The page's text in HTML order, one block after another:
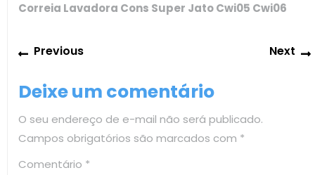
Correia Lavadora Cons Super Jato Cwi05 Cwi06
Navegação
de
Post
PreviousPrevious
Next
Deixe um comentário
O seu endereço de e-mail não será publicado.
Campos obrigatórios são marcados com *
Comentário *